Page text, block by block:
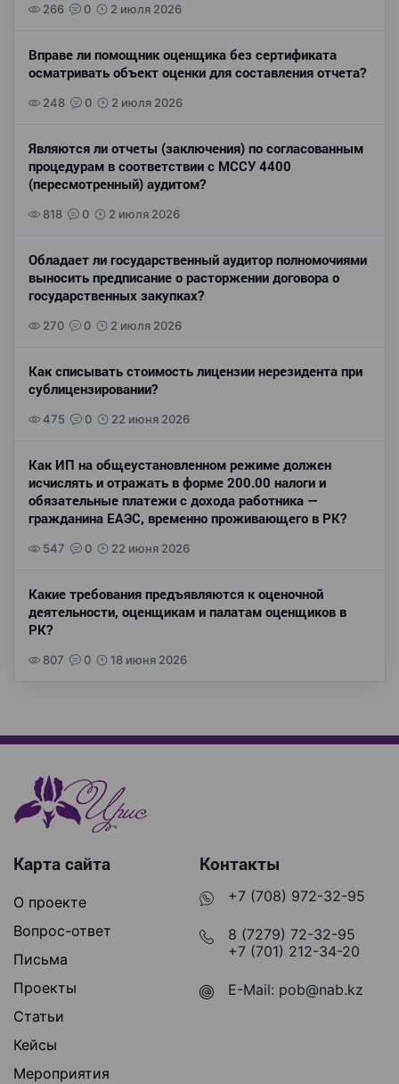
266 0 2 июля 2026
Вправе ли помощник оценщика без сертификата
осматривать объект оценки для составления отчета?
248 0 2 июля 2026
Являются ли отчеты (заключения) по согласованным
процедурам в соответствии с МССУ 4400
(пересмотренный) аудитом?
818 0 2 июля 2026
Обладает ли государственный аудитор полномочиями
выносить предписание о расторжении договора о
государственных закупках?
270 0 2 июля 2026
Как списывать стоимость лицензии нерезидента при
сублицензировании?
475 0 22 июня 2026
Как ИП на общеустановленном режиме должен
исчислять и отражать в форме 200.00 налоги и
обязательные платежи с дохода работника —
гражданина ЕАЭС, временно проживающего в РК?
547 0 22 июня 2026
Какие требования предъявляются к оценочной
деятельности, оценщикам и палатам оценщиков в
РК?
807 0 18 июня 2026
Карта сайта
О проекте
Вопрос-ответ
Письма
Проекты
Статьи
Кейсы
Мероприятия
Контакты
+7 (708) 972-32-95
8 (7279) 72-32-95
+7 (701) 212-34-20
E-Mail: pob@nab.kz